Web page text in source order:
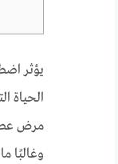
يؤثر
الحياة
مرض
وغالبًا